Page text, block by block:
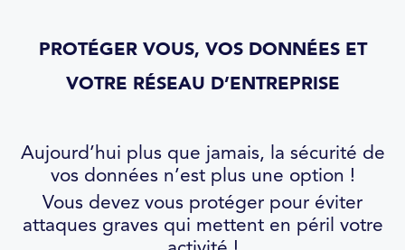
PROTÉGER VOUS, VOS DONNÉES ET
VOTRE RÉSEAU D’ENTREPRISE
Aujourd’hui plus que jamais, la sécurité de
vos données n’est plus une option !
Vous devez vous protéger pour éviter
attaques graves qui mettent en péril votre